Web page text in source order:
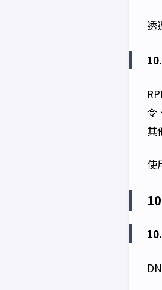
透
令
其
使